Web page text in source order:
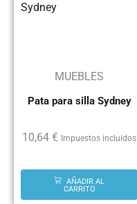
MUEBLES
Pata para silla Sydney
10,64 € Impuestos incluidos
AÑADIR AL
CARRITO